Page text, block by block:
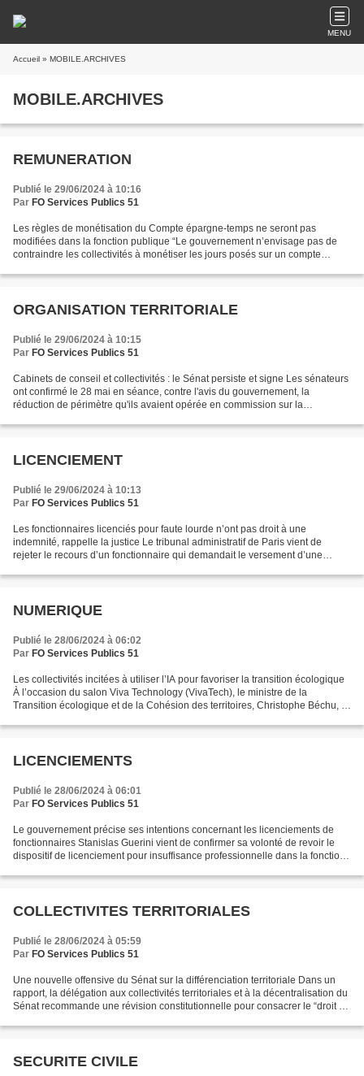
MENU
Accueil » MOBILE.ARCHIVES
MOBILE.ARCHIVES
REMUNERATION
Publié le 29/06/2024 à 10:16
Par FO Services Publics 51
Les règles de monétisation du Compte épargne-temps ne seront pas
modifiées dans la fonction publique “Le gouvernement n’envisage pas de
contraindre les collectivités à monétiser les jours posés sur un compte
ORGANISATION TERRITORIALE
Publié le 29/06/2024 à 10:15
Par FO Services Publics 51
Cabinets de conseil et collectivités : le Sénat persiste et signe Les sénateurs
ont confirmé le 28 mai en séance, contre l'avis du gouvernement, la
réduction de périmètre qu'ils avaient opérée en commission sur la
LICENCIEMENT
Publié le 29/06/2024 à 10:13
Par FO Services Publics 51
Les fonctionnaires licenciés pour faute lourde n’ont pas droit à une
indemnité, rappelle la justice Le tribunal administratif de Paris vient de
rejeter le recours d’un fonctionnaire qui demandait le versement d’une
NUMERIQUE
Publié le 28/06/2024 à 06:02
Par FO Services Publics 51
Les collectivités incitées à utiliser l’IA pour favoriser la transition écologique
À l’occasion du salon Viva Technology (VivaTech), le ministre de la
Transition écologique et de la Cohésion des territoires, Christophe Béchu, a
LICENCIEMENTS
Publié le 28/06/2024 à 06:01
Par FO Services Publics 51
Le gouvernement précise ses intentions concernant les licenciements de
fonctionnaires Stanislas Guerini vient de confirmer sa volonté de revoir le
dispositif de licenciement pour insuffisance professionnelle dans la fonction
COLLECTIVITES TERRITORIALES
Publié le 28/06/2024 à 05:59
Par FO Services Publics 51
Une nouvelle offensive du Sénat sur la différenciation territoriale Dans un
rapport, la délégation aux collectivités territoriales et à la décentralisation du
Sénat recommande une révision constitutionnelle pour consacrer le “droit à
SECURITE CIVILE